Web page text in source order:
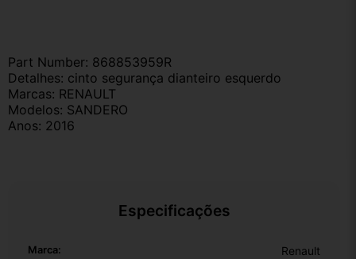
Part Number: 868853959R
Detalhes: cinto segurança dianteiro esquerdo
Marcas: RENAULT
Modelos: SANDERO
Anos: 2016
Especificações
Marca: Renault